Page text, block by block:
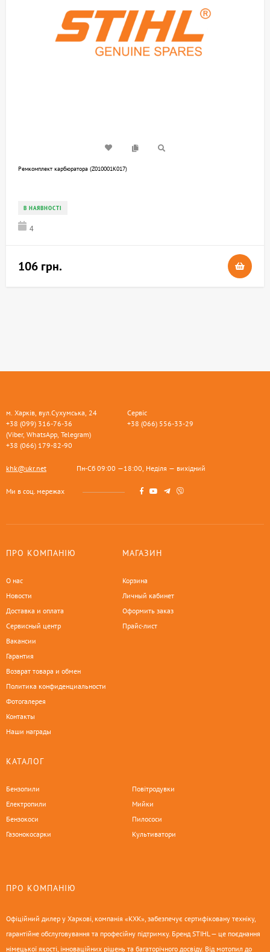
Ремкомплект карбюратора (Z010001K017)
В НАЯВНОСТІ
4
106 грн.
м. Харків, вул.Сухумська, 24
+38 (099) 316-76-36
(Viber, WhatsApp, Telegram)
+38 (066) 179-82-90
Сервіс
+38 (066) 556-33-29
khk@ukr.net Пн-Сб 09:00 —18:00, Неділя — вихідний
Ми в соц. мережах
ПРО КОМПАНІЮ
О нас
Новости
Доставка и оплата
Сервисный центр
Вакансии
Гарантия
Возврат товара и обмен
Политика конфиденциальности
Фотогалерея
Контакты
Наши награды
МАГАЗИН
Корзина
Личный кабинет
Оформить заказ
Прайс-лист
КАТАЛОГ
Бензопили
Електропили
Бензокоси
Газонокосарки
Повітродувки
Мийки
Пилососи
Культиватори
ПРО КОМПАНІЮ
Офіційний дилер у Харкові, компанія «КХК», забезпечує сертифіковану техніку,
гарантійне обслуговування та професійну підтримку. Бренд STIHL — це поєднання
німецької якості, інноваційних рішень та багаторічного досвіду. Від мотопил до